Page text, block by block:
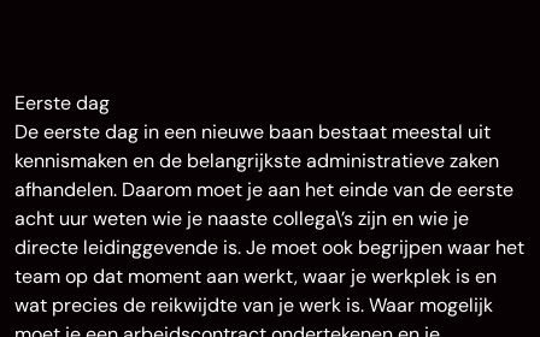
Eerste dag
De eerste dag in een nieuwe baan bestaat meestal uit
kennismaken en de belangrijkste administratieve zaken
afhandelen. Daarom moet je aan het einde van de eerste
acht uur weten wie je naaste collega\’s zijn en wie je
directe leidinggevende is. Je moet ook begrijpen waar het
team op dat moment aan werkt, waar je werkplek is en
wat precies de reikwijdte van je werk is. Waar mogelijk